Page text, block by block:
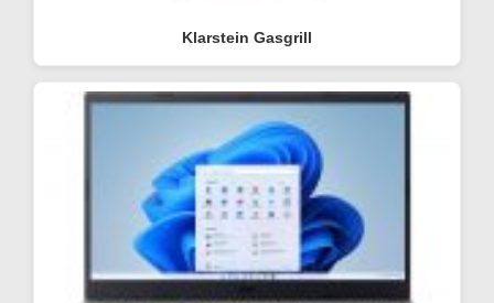
Klarstein Gasgrill